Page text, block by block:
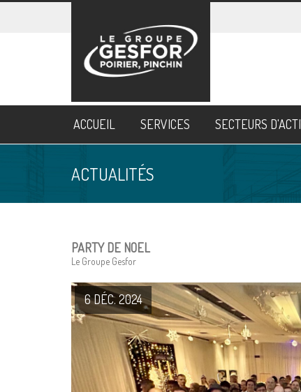
ACCUEIL SERVICES SECTEURS
ACTUALITÉS
PARTY DE NOEL
Le Groupe Gesfor
6 DÉC. 2024